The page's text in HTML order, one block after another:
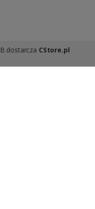
dostarcza CStore.pl